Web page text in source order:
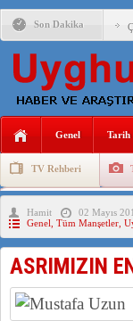
Son Dakika
Genel Tarih
TV Rehberi
Uygurlarda Düğün ve
Hamit
02 Mayıs
Genel Tüm Manşetler
ASRIMIZIN